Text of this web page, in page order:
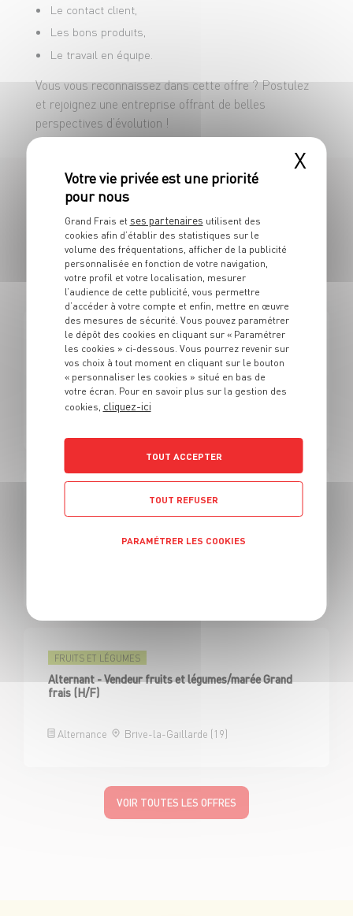
Le contact client,
Les bons produits,
Le travail en équipe.
Vous vous reconnaissez dans cette offre ? Postulez
et rejoignez une entreprise offrant de belles
perspectives d’évolution !
109 OFFRES
EN VENDEUR SPÉCIALISÉ EN F&L /
POISSON
FRUITS ET LÉGUMES
Alternance - Vendeur fruits et légumes/marée Grand
frais (H/F)
Alternant - Vendeur fruits et légumes/marée Grand
FRUITS ET LÉGUMES
Alternant - Vendeur fruits et légumes/marée Grand
frais (H/F)
Alternance Brive-la-Gaillarde (19)
VOIR TOUTES LES OFFRES
X
Grand Frais et ses partenaires utilisent des
cookies afin d’établir des statistiques sur le
volume des fréquentations, afficher de la publicité
personnalisée en fonction de votre navigation,
votre profil et votre localisation, mesurer
l’audience de cette publicité, vous permettre
d’accéder à votre compte et enfin, mettre en œuvre
des mesures de sécurité. Vous pouvez paramétrer
le dépôt des cookies en cliquant sur « Paramétrer
les cookies » ci-dessous. Vous pourrez revenir sur
vos choix à tout moment en cliquant sur le bouton
« personnaliser les cookies » situé en bas de
votre écran. Pour en savoir plus sur la gestion des
cookies, cliquez-ici
TOUT ACCEPTER
TOUT REFUSER
PARAMÉTRER LES COOKIES